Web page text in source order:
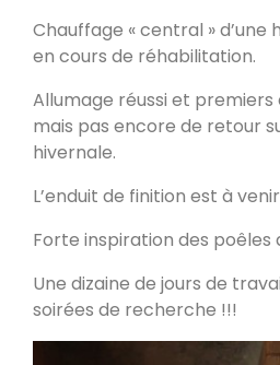
Granville 50400
PDM modèle S
Poele de masse L
Devay 58300
Chauffage « central »
en cours de réhabilitation.
Allumage réussi et
mais pas encore de retour
hivernale.
L’enduit de finition est à
Forte inspiration des poêles
Une dizaine de jours de
soirées de recherche !!!